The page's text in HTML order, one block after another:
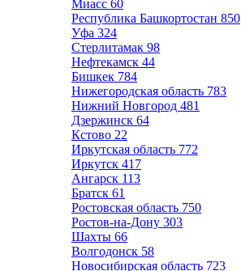
Миасс 60
Республика Башкортостан 850
Уфа 324
Стерлитамак 98
Нефтекамск 44
Бишкек 784
Нижегородская область 783
Нижний Новгород 481
Дзержинск 64
Кстово 22
Иркутская область 772
Иркутск 417
Ангарск 113
Братск 61
Ростовская область 750
Ростов-на-Дону 303
Шахты 66
Волгодонск 58
Новосибирская область 723